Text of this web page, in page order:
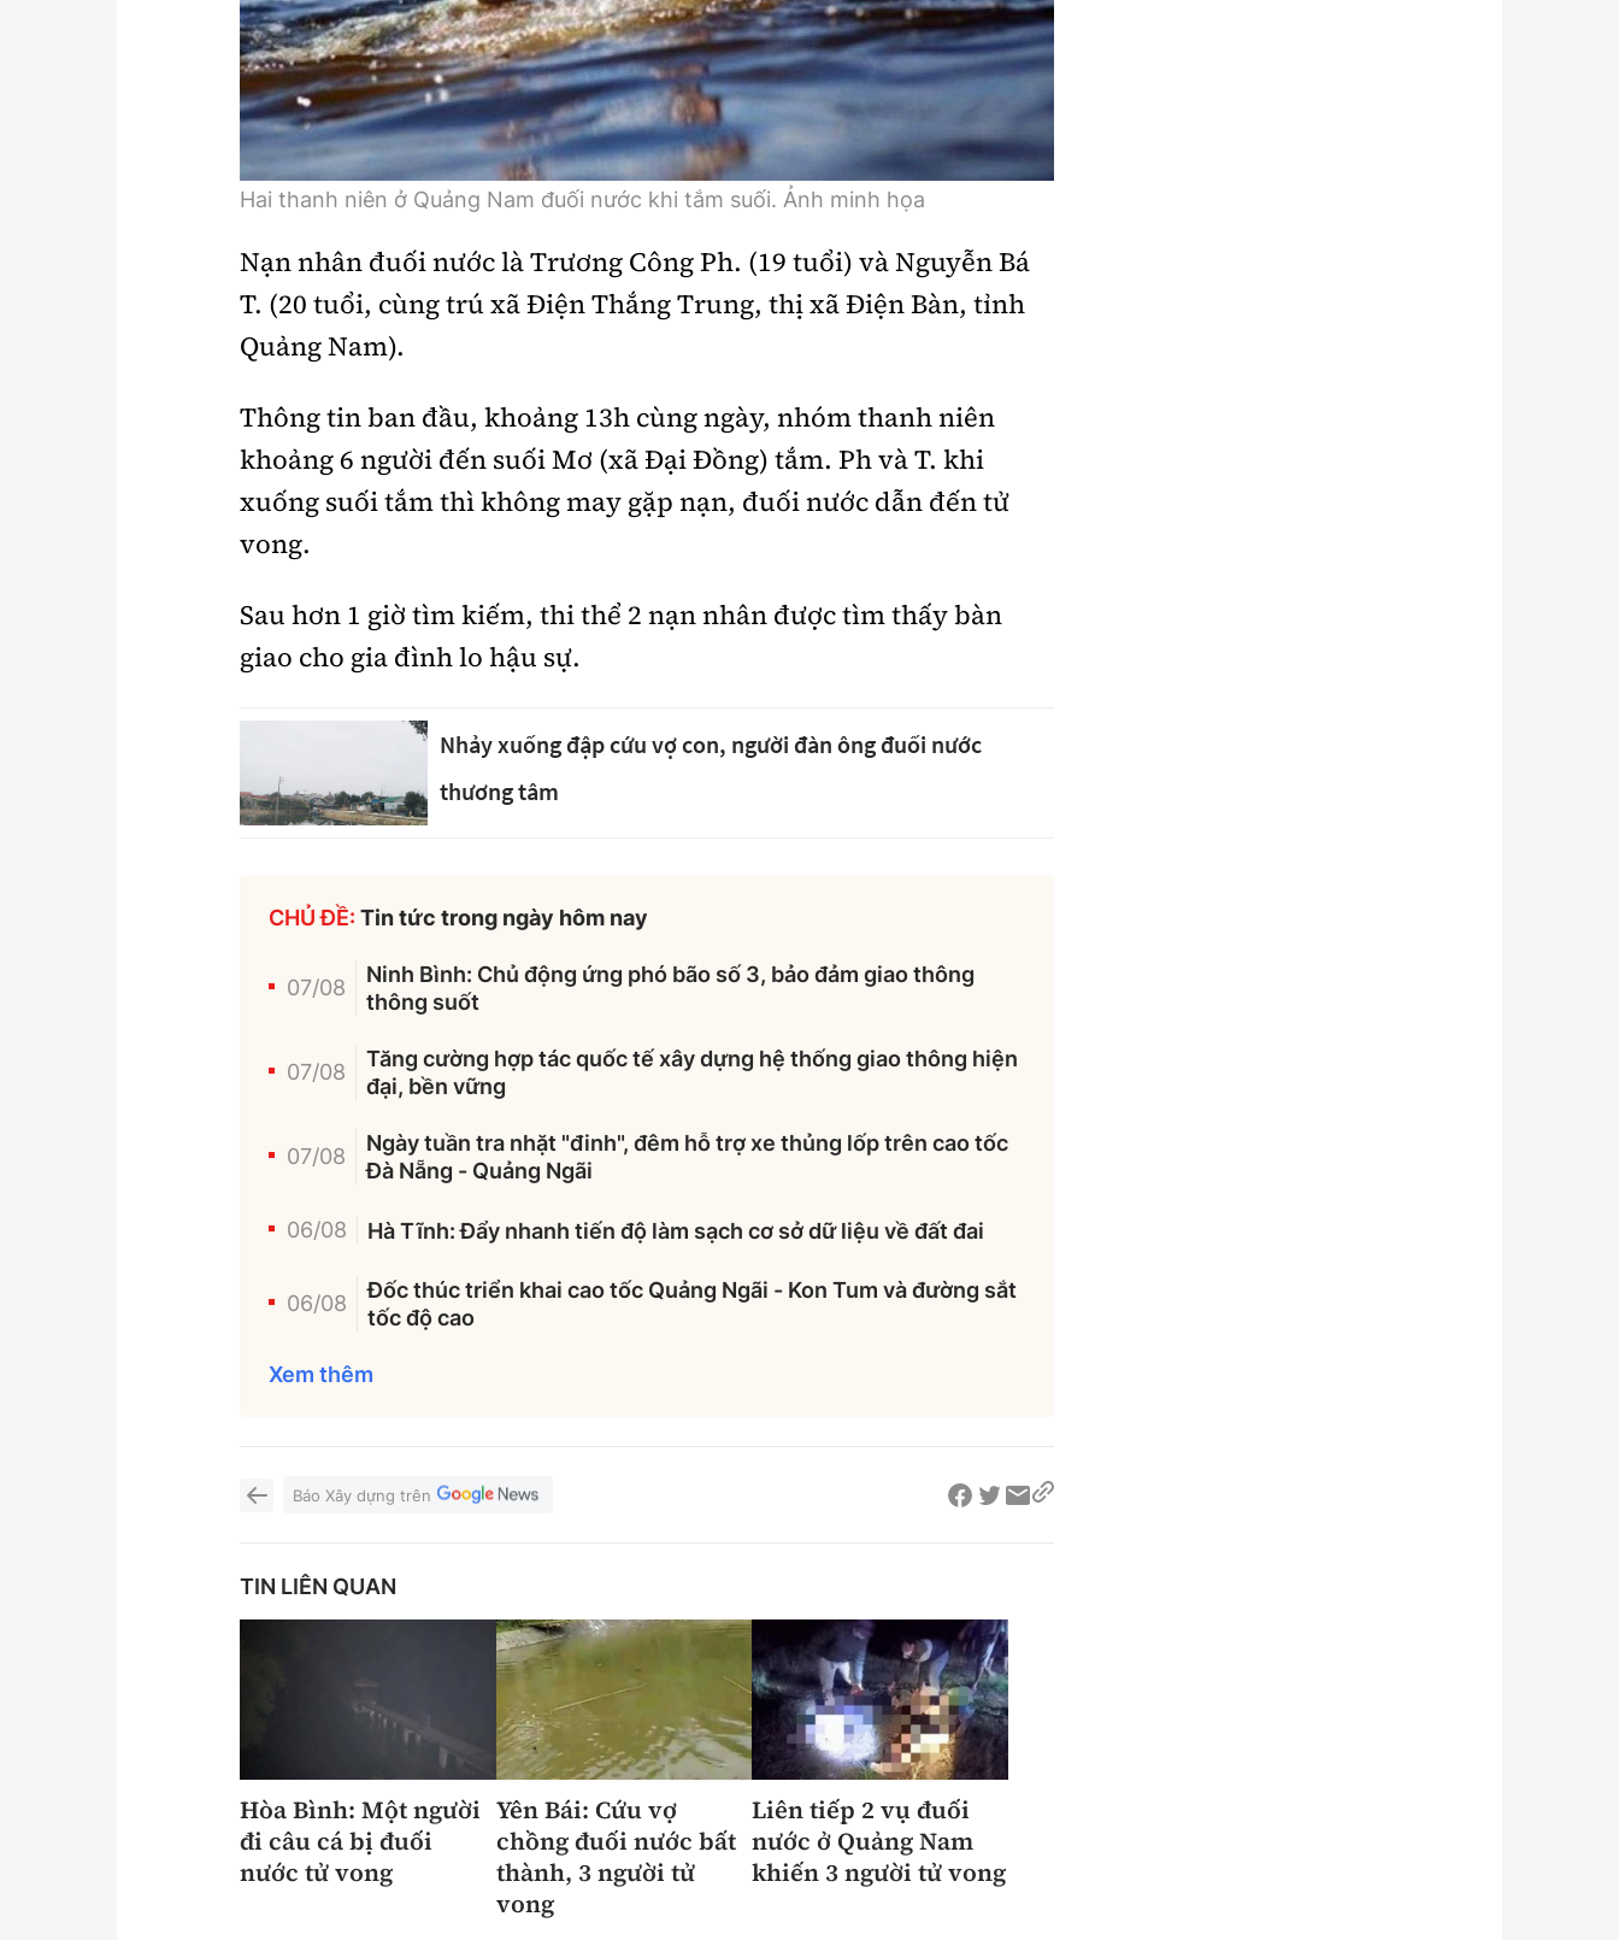
Lao động - Công đoàn
Showbiz
Điện ảnh
Âm nhạc
Bình luận
Hậu trường sao
360 độ thể thao
Sản phẩm mới
AI
Tư vấn
Thế giới giao thông
Đi ++
Khám phá
Lối sống
Video
Khám phá
Lăng kính xây dựng
Giải trí - Thể thao
Hai thanh niên ở Quảng Nam đuối nước khi tắm suối. Ảnh minh họa
Nạn nhân đuối nước là Trương Công Ph. (19 tuổi) và Nguyễn Bá
T. (20 tuổi, cùng trú xã Điện Thắng Trung, thị xã Điện Bàn, tỉnh
Quảng Nam).
Thông tin ban đầu, khoảng 13h cùng ngày, nhóm thanh niên
khoảng 6 người đến suối Mơ (xã Đại Đồng) tắm. Ph và T. khi
xuống suối tắm thì không may gặp nạn, đuối nước dẫn đến tử
vong.
Sau hơn 1 giờ tìm kiếm, thi thể 2 nạn nhân được tìm thấy bàn
giao cho gia đình lo hậu sự.
Nhảy xuống đập cứu vợ con, người đàn ông đuối nước
thương tâm
CHỦ ĐỀ: Tin tức trong ngày hôm nay
07/08
Ninh Bình: Chủ động ứng phó bão số 3, bảo đảm giao thông
thông suốt
07/08
Tăng cường hợp tác quốc tế xây dựng hệ thống giao thông hiện
đại, bền vững
07/08
Ngày tuần tra nhặt "đinh", đêm hỗ trợ xe thủng lốp trên cao tốc
Đà Nẵng - Quảng Ngãi
06/08 Hà Tĩnh: Đẩy nhanh tiến độ làm sạch cơ sở dữ liệu về đất đai
06/08
Đốc thúc triển khai cao tốc Quảng Ngãi - Kon Tum và đường sắt
tốc độ cao
Xem thêm
Báo Xây dựng trên
TIN LIÊN QUAN
Hòa Bình: Một người
đi câu cá bị đuối
nước tử vong
Yên Bái: Cứu vợ
chồng đuối nước bất
thành, 3 người tử
vong
Liên tiếp 2 vụ đuối
nước ở Quảng Nam
khiến 3 người tử vong